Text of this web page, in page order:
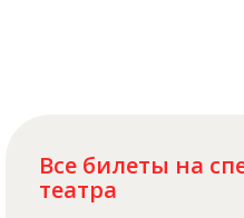
Все билеты на
театра